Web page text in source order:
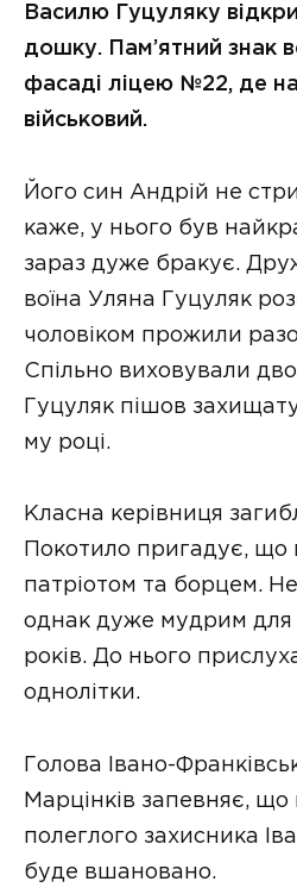
Василю Гуцуляку
дошку. Пам’ятний знак
фасаді ліцею №22, де
військовий.
Його син Андрій не
каже, у нього був
зараз дуже бракує.
воїна Уляна Гуцуляк
чоловіком прожили
Спільно виховували
Гуцуляк пішов
му році.
Класна керівниця
Покотило пригадує, що
патріотом та борцем.
однак дуже мудрим для
років. До нього
однолітки.
Голова Івано-
Марцінків запевняє,
полеглого захисника
буде вшановано.